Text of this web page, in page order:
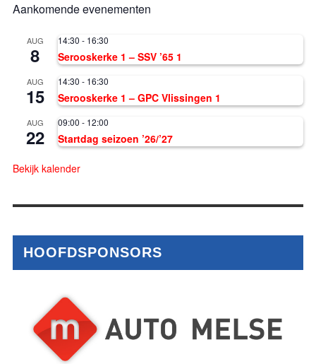
Aankomende evenementen
AUG
8
14:30 - 16:30
Serooskerke 1 – SSV ’65 1
AUG
15
14:30 - 16:30
Serooskerke 1 – GPC Vlissingen 1
AUG
22
09:00 - 12:00
Startdag seizoen ’26/’27
Bekijk kalender
HOOFDSPONSORS